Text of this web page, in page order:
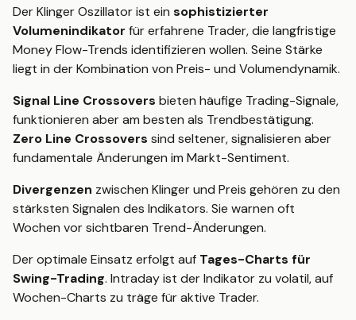
Der Klinger Oszillator ist ein sophistizierter
Volumenindikator für erfahrene Trader, die langfristige
Money Flow-Trends identifizieren wollen. Seine Stärke
liegt in der Kombination von Preis- und Volumendynamik.
Signal Line Crossovers bieten häufige Trading-Signale,
funktionieren aber am besten als Trendbestätigung.
Zero Line Crossovers sind seltener, signalisieren aber
fundamentale Änderungen im Markt-Sentiment.
Divergenzen zwischen Klinger und Preis gehören zu den
stärksten Signalen des Indikators. Sie warnen oft
Wochen vor sichtbaren Trend-Änderungen.
Der optimale Einsatz erfolgt auf Tages-Charts für
Swing-Trading. Intraday ist der Indikator zu volatil, auf
Wochen-Charts zu träge für aktive Trader.